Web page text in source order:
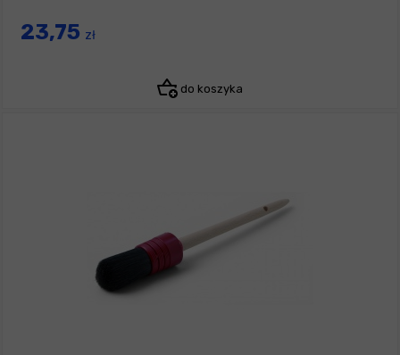
23,75 zł
do koszyka